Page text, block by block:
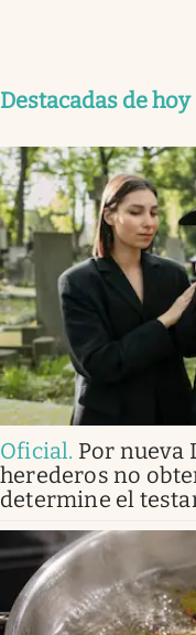
Destacadas de hoy
Oficial. Por nueva
herederos no
determine el